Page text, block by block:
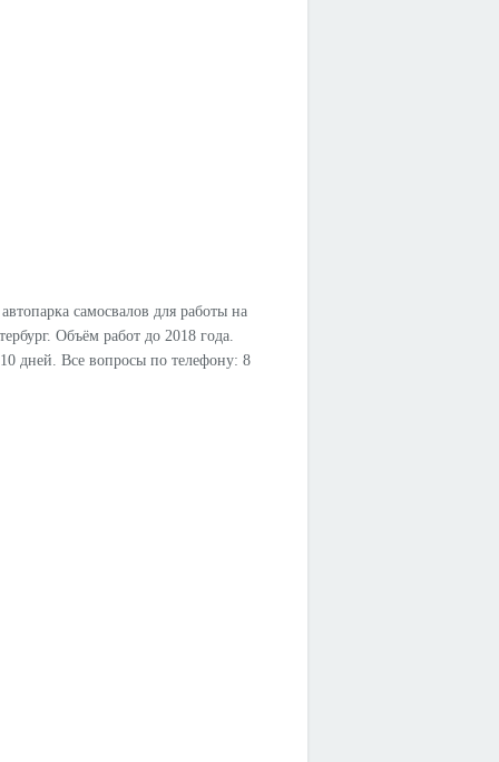
самосвалов для работы на
Объём работ до 2018 года.
дней. Все вопросы по телефону: 8